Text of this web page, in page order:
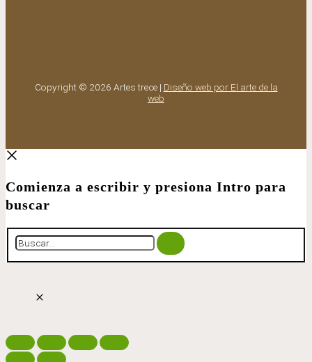
Copyright © 2026 Artes trece | Diseño web por El arte de la
web
Comienza a escribir y presiona Intro para
buscar
Buscar...